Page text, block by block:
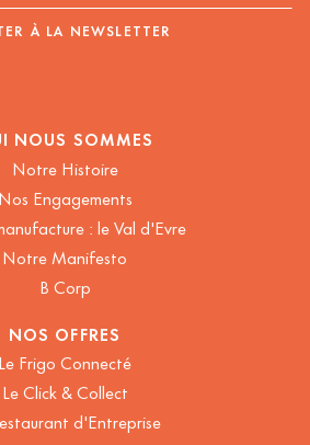
NOUS SOMMES
Notre Histoire
Nos Engagements
: le Val d'Evre
Notre Manifesto
B Corp
NOS OFFRES
Le Frigo Connecté
Le Click & Collect
d'Entreprise